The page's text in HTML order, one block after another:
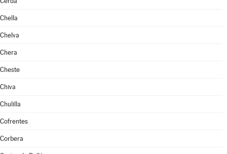
Chella
Chelva
Chera
Cheste
Chiva
Chulilla
Cofrentes
Corbera